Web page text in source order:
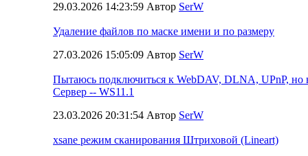
29.03.2026 14:23:59 Автор SerW
Удаление файлов по маске имени и по размеру
27.03.2026 15:05:09 Автор SerW
Пытаюсь подключиться к WebDAV, DLNA, UPnP, но
Сервер -- WS11.1
23.03.2026 20:31:54 Автор SerW
xsane режим сканирования Штриховой (Lineart)